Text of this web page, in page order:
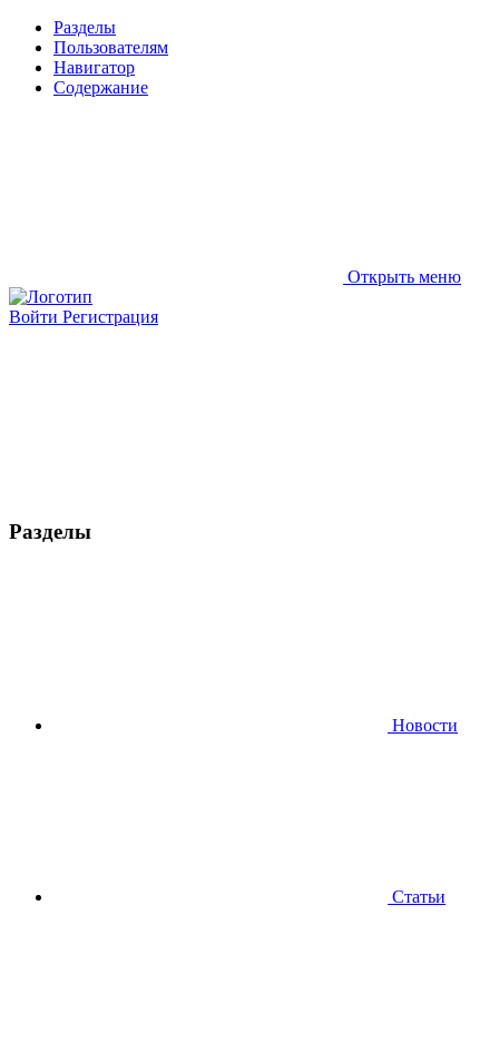
Разделы
Пользователям
Навигатор
Содержание
Открыть меню
Войти Регистрация
Разделы
Новости
Статьи